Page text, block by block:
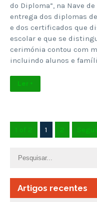
do Diploma”, na Nave
entrega dos diplomas
e dos certificados que
escolar e que se
cerimónia contou com
incluindo alunos e
Ler +
1 of 2 1 2
Artigos recentes